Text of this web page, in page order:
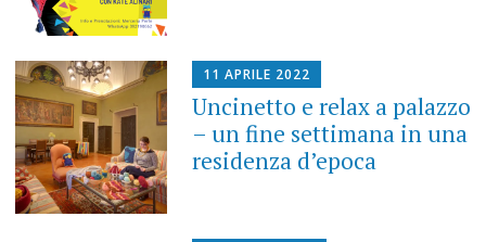
11 APRILE 2022
Uncinetto e relax a palazzo
– un fine settimana in una
residenza d’epoca